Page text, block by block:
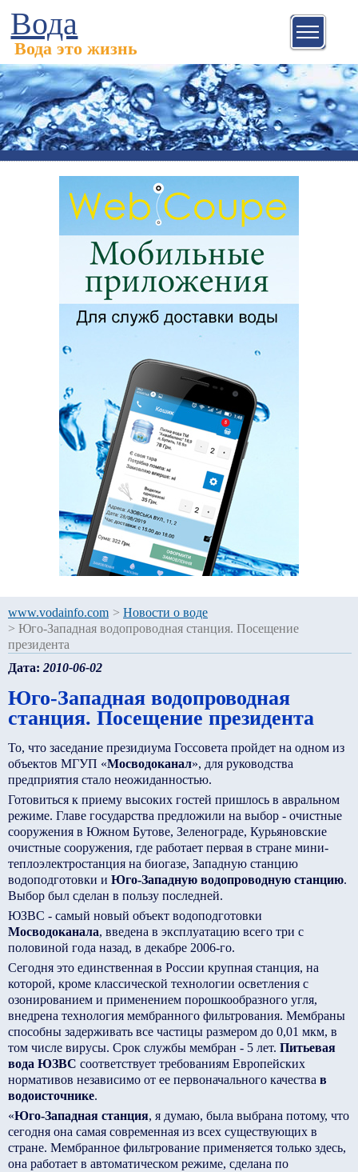
Вода
Вода это жизнь
www.vodainfo.com > Новости о воде
> Юго-Западная водопроводная станция. Посещение
президента
Дата: 2010-06-02
Юго-Западная водопроводная
станция. Посещение президента
То, что заседание президиума Госсовета пройдет на одном из
объектов МГУП «Мосводоканал», для руководства
предприятия стало неожиданностью.
Готовиться к приему высоких гостей пришлось в авральном
режиме. Главе государства предложили на выбор - очистные
сооружения в Южном Бутове, Зеленограде, Курьяновские
очистные сооружения, где работает первая в стране мини-
теплоэлектростанция на биогазе, Западную станцию
водоподготовки и Юго-Западную водопроводную станцию.
Выбор был сделан в пользу последней.
ЮЗВС - самый новый объект водоподготовки
Мосводоканала, введена в эксплуатацию всего три с
половиной года назад, в декабре 2006-го.
Сегодня это единственная в России крупная станция, на
которой, кроме классической технологии осветления с
озонированием и применением порошкообразного угля,
внедрена технология мембранного фильтрования. Мембраны
способны задерживать все частицы размером до 0,01 мкм, в
том числе вирусы. Срок службы мембран - 5 лет. Питьевая
вода ЮЗВС соответствует требованиям Европейских
нормативов независимо от ее первоначального качества в
водоисточнике.
«Юго-Западная станция, я думаю, была выбрана потому, что
сегодня она самая современная из всех существующих в
стране. Мембранное фильтрование применяется только здесь,
она работает в автоматическом режиме, сделана по